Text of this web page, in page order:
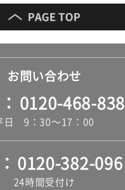
お問い合わせ
0120-468-838
日 9：30～17：00
0120-382-096
24時間受付け